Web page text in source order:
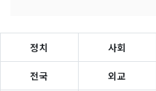
정치 사회
전국 외교